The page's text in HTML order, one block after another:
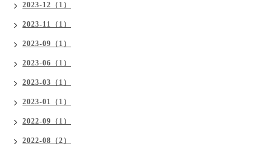
2023-12（1）
2023-11（1）
2023-09（1）
2023-06（1）
2023-03（1）
2023-01（1）
2022-09（1）
2022-08（2）